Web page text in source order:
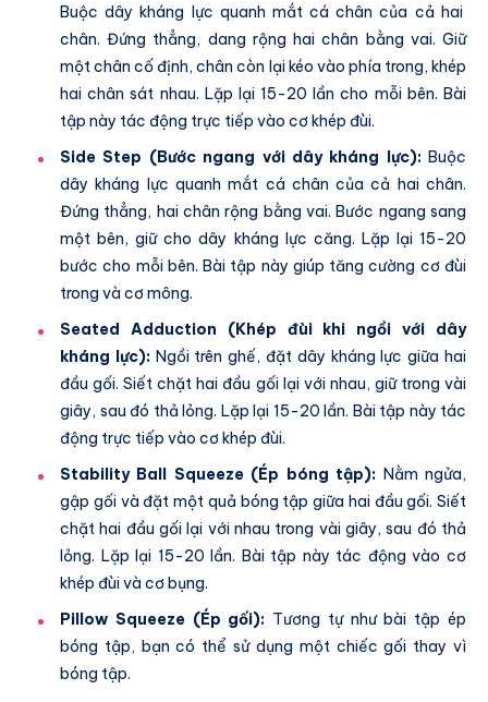
Buộc dây kháng lực quanh mắt cá chân của cả hai
chân. Đứng thẳng, dang rộng hai chân bằng vai. Giữ
một chân cố định, chân còn lại kéo vào phía trong, khép
hai chân sát nhau. Lặp lại 15-20 lần cho mỗi bên. Bài
tập này tác động trực tiếp vào cơ khép đùi.
Side Step (Bước ngang với dây kháng lực):Buộc
dây kháng lực quanh mắt cá chân của cả hai chân.
Đứng thẳng, hai chân rộng bằng vai. Bước ngang sang
một bên, giữ cho dây kháng lực căng. Lặp lại 15-20
bước cho mỗi bên. Bài tập này giúp tăng cường cơ đùi
trong và cơ mông.
Seated Adduction (Khép đùi khi ngồi với dây
kháng lực):Ngồi trên ghế, đặt dây kháng lực giữa hai
đầu gối. Siết chặt hai đầu gối lại với nhau, giữ trong vài
giây, sau đó thả lỏng. Lặp lại 15-20 lần. Bài tập này tác
động trực tiếp vào cơ khép đùi.
Stability Ball Squeeze (Ép bóng tập): Nằm ngửa,
gập gối và đặt một quả bóng tập giữa hai đầu gối. Siết
chặt hai đầu gối lại với nhau trong vài giây, sau đó thả
lỏng. Lặp lại 15-20 lần. Bài tập này tác động vào cơ
khép đùi và cơ bụng.
Pillow Squeeze (Ép gối): Tương tự như bài tập ép
bóng tập, bạn có thể sử dụng một chiếc gối thay vì
bóng tập.